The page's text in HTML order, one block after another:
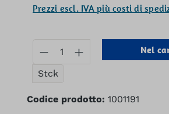
Prezzi escl. IVA più costi di
Quantità del
Stck
Nel
Codice prodotto: 1001191